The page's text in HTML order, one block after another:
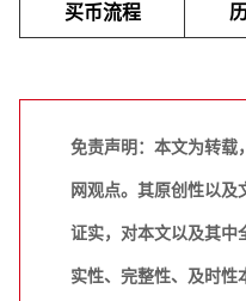
买币流程
免责声明：本文为转载
网观点。其原创性以
证实，对本文以及其中
实性、完整性、及时性